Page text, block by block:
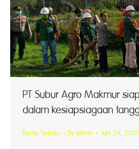
PT Subur Agro Makmur
dalam kesiapsiagaan
Berita Terbaru By admin Juni 24,